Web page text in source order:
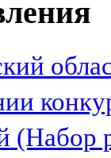
(Набор